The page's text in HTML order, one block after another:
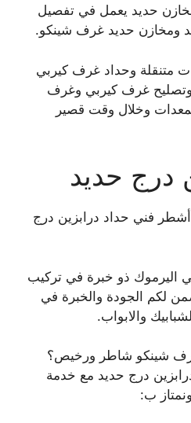
حديد يعمل في تفصيل
ومخازن حديد غرف شينكو.
متنقلة وحداد غرف كيربي
غرف كيربي وغرف
وخلال وقت قصير
درج حديد
فني حداد درابزين درج
اليرموك ذو خبرة في تركيب
لكم الجودة والخبرة في
والابواب.
شينكو شاطر ورخيص؟
درج حديد مع خدمة
ب: